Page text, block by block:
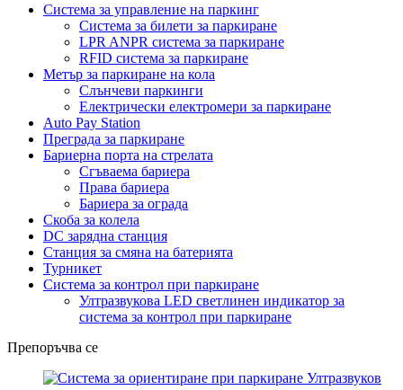
Система за управление на паркинг
Система за билети за паркиране
LPR ANPR система за паркиране
RFID система за паркиране
Метър за паркиране на кола
Слънчеви паркинги
Електрически електромери за паркиране
Auto Pay Station
Преграда за паркиране
Бариерна порта на стрелата
Сгъваема бариера
Права бариера
Бариера за ограда
Скоба за колела
DC зарядна станция
Станция за смяна на батерията
Турникет
Система за контрол при паркиране
Ултразвукова LED светлинен индикатор за
система за контрол при паркиране
Препоръчва се